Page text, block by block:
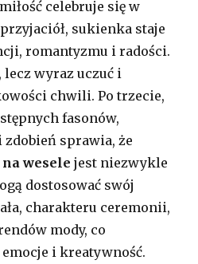
celebruje się w
sukienka staje
romantyzmu i radości.
wyraz uczuć i
chwili. Po trzecie,
fasonów,
sprawia, że
wesele jest niezwykle
dostosować swój
charakteru ceremonii,
mody, co
i kreatywność.